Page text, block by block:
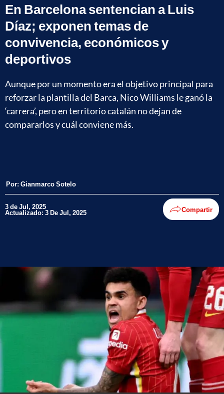
En Barcelona sentencian a Luis
Díaz; exponen temas de
convivencia, económicos y
deportivos
Aunque por un momento era el objetivo principal para
reforzar la plantilla del Barca, Nico Williams le ganó la
‘carrera’, pero en territorio catalán no dejan de
compararlos y cuál conviene más.
Por: Gianmarco Sotelo
3 de Jul, 2025
Actualizado: 3 De Jul, 2025 Compartir